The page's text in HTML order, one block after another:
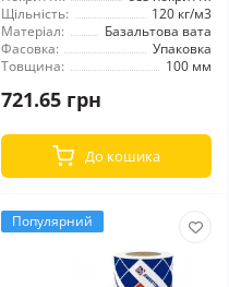
Щільність:
120 кг/м3
Матеріал:
Базальтова вата
Фасовка:
Упаковка
Товщина:
100 мм
721.65 грн
До кошика
Популярний